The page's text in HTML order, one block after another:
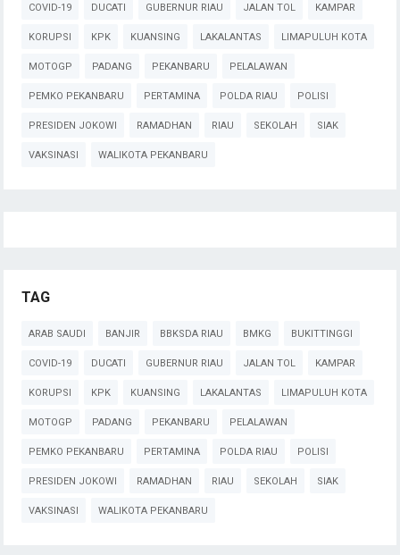
COVID-19 DUCATI GUBERNUR RIAU JALAN TOL KAMPAR
KORUPSI KPK KUANSING LAKALANTAS LIMAPULUH KOTA
MOTOGP PADANG PEKANBARU PELALAWAN
PEMKO PEKANBARU PERTAMINA POLDA RIAU POLISI
PRESIDEN JOKOWI RAMADHAN RIAU SEKOLAH SIAK
VAKSINASI WALIKOTA PEKANBARU
TAG
ARAB SAUDI BANJIR BBKSDA RIAU BMKG BUKITTINGGI
COVID-19 DUCATI GUBERNUR RIAU JALAN TOL KAMPAR
KORUPSI KPK KUANSING LAKALANTAS LIMAPULUH KOTA
MOTOGP PADANG PEKANBARU PELALAWAN
PEMKO PEKANBARU PERTAMINA POLDA RIAU POLISI
PRESIDEN JOKOWI RAMADHAN RIAU SEKOLAH SIAK
VAKSINASI WALIKOTA PEKANBARU